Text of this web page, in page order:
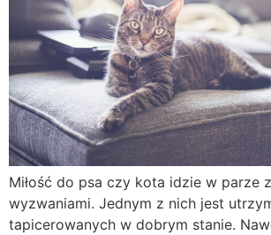
Miłość do psa czy kota idzie w parze
wyzwaniami. Jednym z nich jest
tapicerowanych w dobrym stanie.